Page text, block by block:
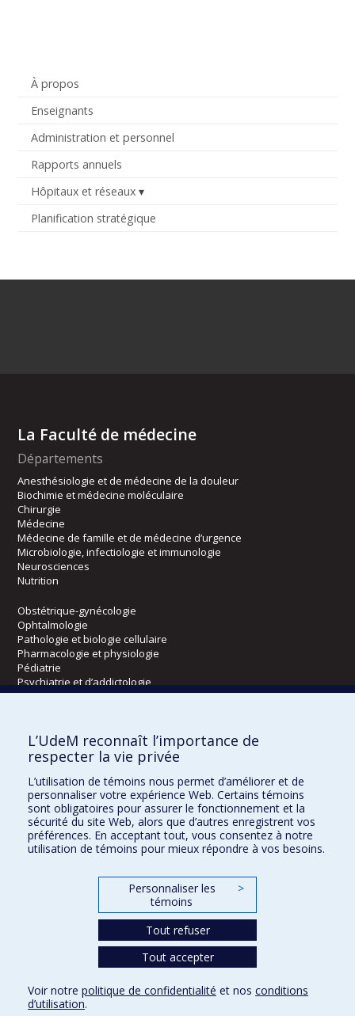
À propos
Enseignants
Administration et personnel
Rapports annuels
Hôpitaux et réseaux
Planification stratégique
La Faculté de médecine
Départements
Anesthésiologie et de médecine de la douleur
Biochimie et médecine moléculaire
Chirurgie
Médecine
Médecine de famille et de médecine d’urgence
Microbiologie, infectiologie et immunologie
Neurosciences
Nutrition
Obstétrique-gynécologie
Ophtalmologie
Pathologie et biologie cellulaire
Pharmacologie et physiologie
Pédiatrie
Psychiatrie et d’addictologie
Radiologie, radio-oncologie et médecine nucléaire
Écoles
Orthophonie et audiologie
Réadaptation
Directions
Confidentialité Conditions d’utilisation Paramètres des témoins
L’UdeM reconnaît l’importance de
respecter la vie privée
L’utilisation de témoins nous permet d’améliorer et de
personnaliser votre expérience Web. Certains témoins
sont obligatoires pour assurer le fonctionnement et la
sécurité du site Web, alors que d’autres enregistrent vos
préférences. En acceptant tout, vous consentez à notre
utilisation de témoins pour mieux répondre à vos besoins.
Personnaliser les
témoins
>
Tout refuser
Tout accepter
Voir notre politique de confidentialité et nos conditions
d’utilisation.